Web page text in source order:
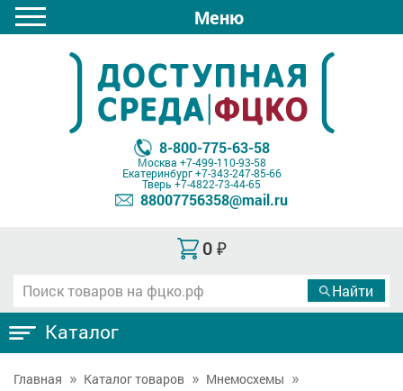
Меню
8-800-775-63-58
Москва +7-499-110-93-58
Екатеринбург+7-343-247-85-66
Тверь +7-4822-73-44-65
88007756358@mail.ru
0 ₽
Каталог
Главная Каталог товаров
Мнемосхемы